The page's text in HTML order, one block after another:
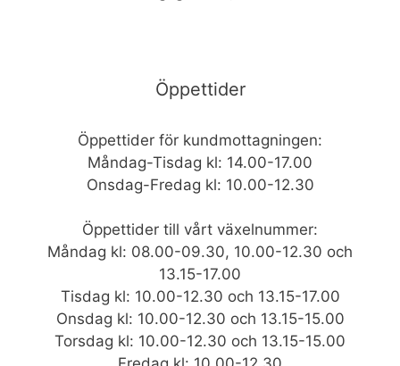
Öppettider
Öppettider för kundmottagningen:
Måndag-Tisdag kl: 14.00-17.00
Onsdag-Fredag kl: 10.00-12.30
Öppettider till vårt växelnummer:
Måndag kl: 08.00-09.30, 10.00-12.30 och
13.15-17.00
Tisdag kl: 10.00-12.30 och 13.15-17.00
Onsdag kl: 10.00-12.30 och 13.15-15.00
Torsdag kl: 10.00-12.30 och 13.15-15.00